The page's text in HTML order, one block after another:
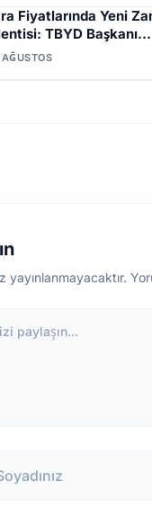
Fiyatlarında Yeni
TBYD Başkanı
Ayını İşaret Etti
yayınlanmayacaktır.
paylaşın...